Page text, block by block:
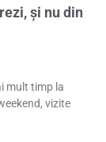
și nu din
mult timp la
vizite